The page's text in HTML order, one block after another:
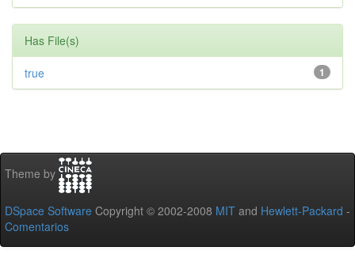
Has File(s)
1
true
Theme by
DSpace Software Copyright © 2002-2008 MIT and Hewlett-Packard -
Comentarios